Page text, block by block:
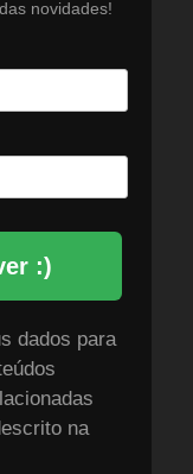
novidades!
:)
dados para
na